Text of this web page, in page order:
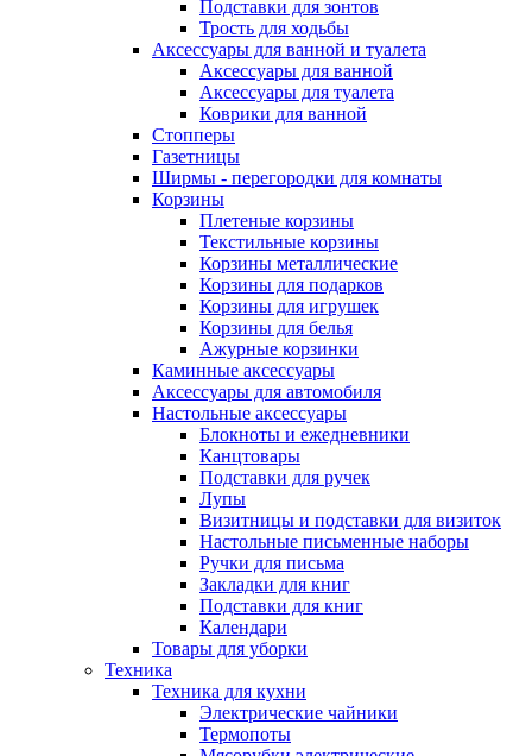
Подставки для зонтов
Трость для ходьбы
Аксессуары для ванной и туалета
Аксессуары для ванной
Аксессуары для туалета
Коврики для ванной
Стопперы
Газетницы
Ширмы - перегородки для комнаты
Корзины
Плетеные корзины
Текстильные корзины
Корзины металлические
Корзины для подарков
Корзины для игрушек
Корзины для белья
Ажурные корзинки
Каминные аксессуары
Аксессуары для автомобиля
Настольные аксессуары
Блокноты и ежедневники
Канцтовары
Подставки для ручек
Лупы
Визитницы и подставки для визиток
Настольные письменные наборы
Ручки для письма
Закладки для книг
Подставки для книг
Календари
Товары для уборки
Техника
Техника для кухни
Электрические чайники
Термопоты